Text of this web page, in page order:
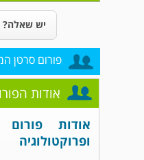
יש שאלה?
פורום סרטן
אודות
אודות
ופרוקטולוגיה